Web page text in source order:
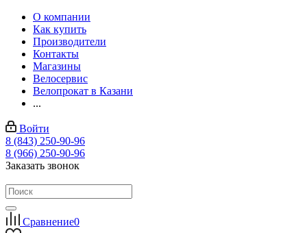
О компании
Как купить
Производители
Контакты
Магазины
Велосервис
Велопрокат в Казани
...
Войти
8 (843) 250-90-96
8 (966) 250-90-96
Заказать звонок
Сравнение0